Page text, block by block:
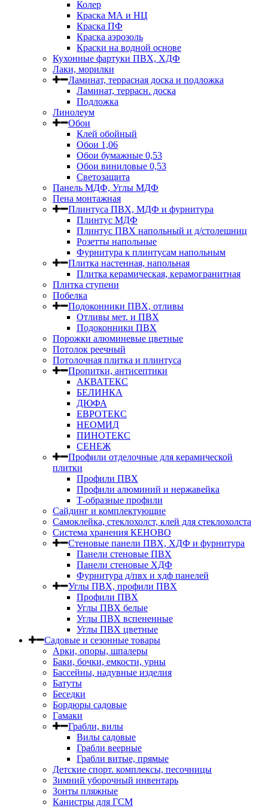
Колер
Краска МА и НЦ
Краска ПФ
Краска аэрозоль
Краски на водной основе
Кухонные фартуки ПВХ, ХДФ
Лаки, морилки
Ламинат, террасная доска и подложка
Ламинат, террасн. доска
Подложка
Линолеум
Обои
Клей обойный
Обои 1,06
Обои бумажные 0,53
Обои виниловые 0,53
Светозащита
Панель МДФ, Углы МДФ
Пена монтажная
Плинтуса ПВХ, МДФ и фурнитура
Плинтус МДФ
Плинтус ПВХ напольный и д/столешниц
Розетты напольные
Фурнитура к плинтусам напольным
Плитка настенная, напольная
Плитка керамическая, керамогранитная
Плитка ступени
Побелка
Подоконники ПВХ, отливы
Отливы мет. и ПВХ
Подоконники ПВХ
Порожки алюминевые цветные
Потолок реечный
Потолочная плитка и плинтуса
Пропитки, антисептики
АКВАТЕКС
БЕЛИНКА
ДЮФА
ЕВРОТЕКС
НЕОМИД
ПИНОТЕКС
СЕНЕЖ
Профили отделочные для керамической
плитки
Профили ПВХ
Профили алюминий и нержавейка
Т-образные профили
Сайдинг и комплектующие
Самоклейка, стеклохолст, клей для стеклохолста
Система хранения КЕНОВО
Стеновые панели ПВХ, ХДФ и фурнитура
Панели стеновые ПВХ
Панели стеновые ХДФ
Фурнитура д/пвх и хдф панелей
Углы ПВХ, профили ПВХ
Профили ПВХ
Углы ПВХ белые
Углы ПВХ вспененные
Углы ПВХ цветные
Садовые и сезонные товары
Арки, опоры, шпалеры
Баки, бочки, емкости, урны
Бассейны, надувные изделия
Батуты
Беседки
Бордюры садовые
Гамаки
Грабли, вилы
Вилы садовые
Грабли веерные
Грабли витые, прямые
Детские спорт. комплексы, песочницы
Зимний уборочный инвентарь
Зонты пляжные
Канистры для ГСМ